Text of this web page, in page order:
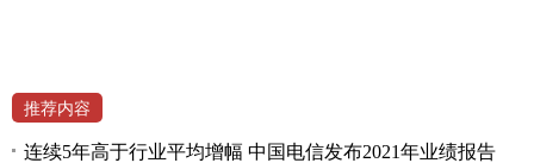
推荐内容
连续5年高于行业平均增幅 中国电信发布2021年业绩报告